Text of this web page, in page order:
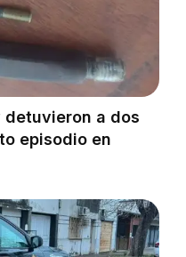
detuvieron a dos
episodio en